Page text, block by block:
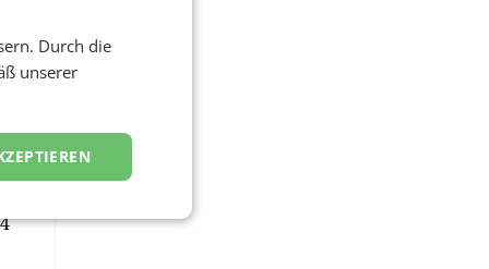
Durch die
unserer